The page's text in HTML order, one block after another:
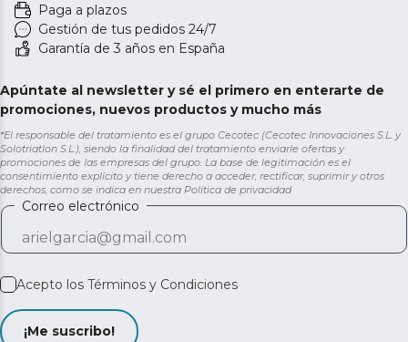
Paga a plazos
Gestión de tus pedidos 24/7
Garantía de 3 años en España
Apúntate al newsletter y sé el primero en enterarte de
promociones, nuevos productos y mucho más
*El responsable del tratamiento es el grupo Cecotec (Cecotec Innovaciones S.L. y
Solotriatlon S.L.), siendo la finalidad del tratamiento enviarle ofertas y
promociones de las empresas del grupo. La base de legitimación es el
consentimiento explícito y tiene derecho a acceder, rectificar, suprimir y otros
derechos, como se indica en nuestra Política de privacidad
Correo electrónico
Acepto los Términos y Condiciones
¡Me suscribo!